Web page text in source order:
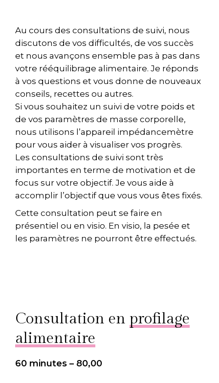
Au cours des consultations de suivi, nous
discutons de vos difficultés, de vos succès
et nous avançons ensemble pas à pas dans
votre rééquilibrage alimentaire. Je réponds
à vos questions et vous donne de nouveaux
conseils, recettes ou autres.
Si vous souhaitez un suivi de votre poids et
de vos paramètres de masse corporelle,
nous utilisons l’appareil impédancemètre
pour vous aider à visualiser vos progrès.
Les consultations de suivi sont très
importantes en terme de motivation et de
focus sur votre objectif. Je vous aide à
accomplir l’objectif que vous vous êtes fixés.
Cette consultation peut se faire en
présentiel ou en visio. En visio, la pesée et
les paramètres ne pourront être effectués.
Consultation enprofilage
alimentaire
60 minutes – 80,00